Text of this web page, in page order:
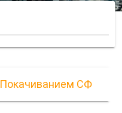
Покачиванием СФ